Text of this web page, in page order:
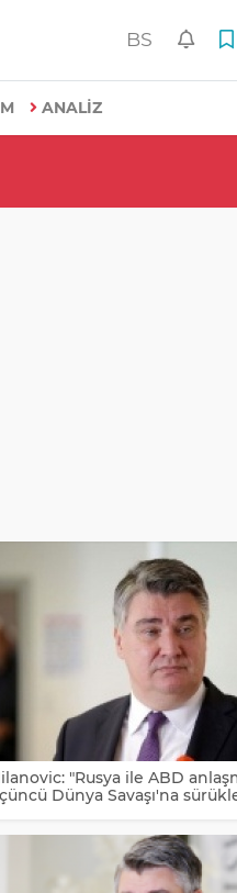
BS
ANALİZ
"Rusya ile ABD
Dünya Savaşı'na